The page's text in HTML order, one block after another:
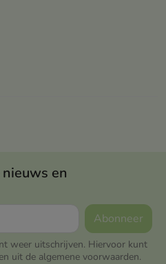
en
weer uitschrijven. Hiervoor kunt
uit de algemene voorwaarden.